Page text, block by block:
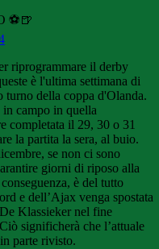
⚽🍺
riprogrammare il derby
è l'ultima settimana di
turno della coppa d'Olanda.
in campo in quella
completata il 29, 30 o 31
la partita la sera, al buio.
se non ci sono
giorni di riposo alla
è del tutto
e dell’Ajax venga spostata
Klassieker nel fine
significherà che l’attuale
parte rivisto.